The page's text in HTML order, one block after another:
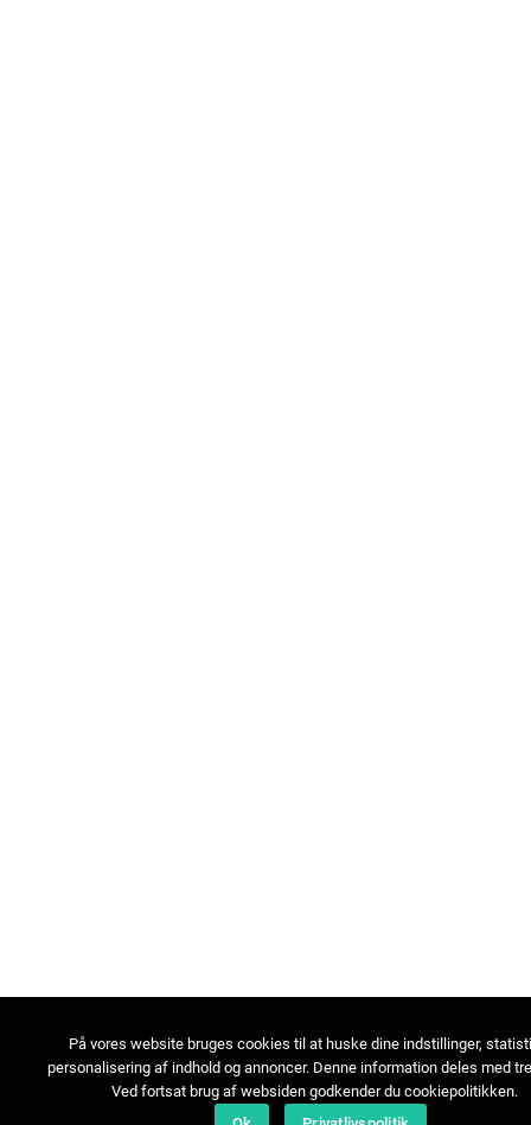
På vores website bruges cookies til at huske dine indstillinger,
personalisering af indhold og annoncer. Denne information deles med
Ved fortsat brug af websiden godkender du cookiepolitikken.